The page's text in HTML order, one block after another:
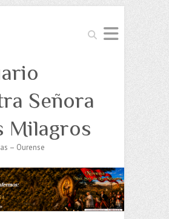
Buscar
Señora
Milagros
– Ourense